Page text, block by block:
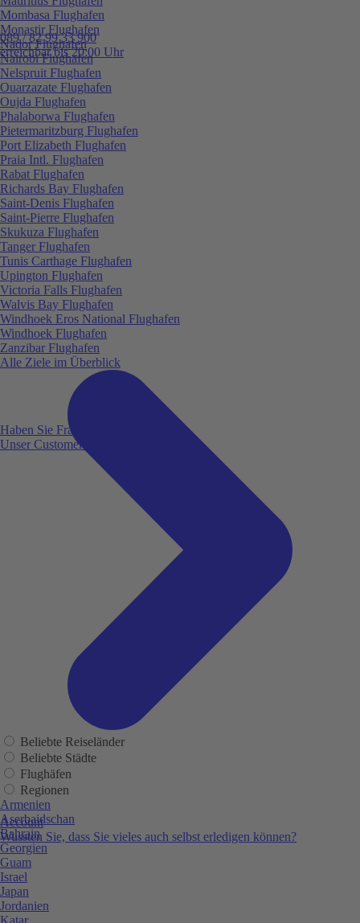
089 / 82 99 33 900
erreichbar bis 20:00 Uhr
Haben Sie Fragen?
Unser Customer Service ist für Sie da!
Account
Wussten Sie, dass Sie vieles auch selbst erledigen können?
Mombasa Flughafen
Monastir Flughafen
Nador Flughafen
Nairobi Flughafen
Nelspruit Flughafen
Ouarzazate Flughafen
Oujda Flughafen
Phalaborwa Flughafen
Pietermaritzburg Flughafen
Port Elizabeth Flughafen
Praia Intl. Flughafen
Rabat Flughafen
Richards Bay Flughafen
Saint-Denis Flughafen
Saint-Pierre Flughafen
Skukuza Flughafen
Tanger Flughafen
Tunis Carthage Flughafen
Upington Flughafen
Victoria Falls Flughafen
Walvis Bay Flughafen
Windhoek Eros National Flughafen
Windhoek Flughafen
Zanzibar Flughafen
Alle Ziele im Überblick
Beliebte Reiseländer
Beliebte Städte
Flughäfen
Regionen
Armenien
Aserbaidschan
Bahrain
Georgien
Guam
Israel
Japan
Jordanien
Katar